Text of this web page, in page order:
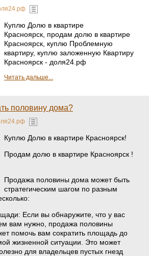
Куплю Долю в квартире
Красноярск, продам долю в квартире
Красноярск, куплю Проблемную
квартиру, куплю заложенную Квартиру
Красноярск - доля24.рф
Читать дальше...
половину дома?
Куплю Долю в квартире Красноярск!
Продам долю в квартире Красноярск !
Продажа половины дома может быть
стратегическим шагом по разным
Если вы обнаружите, что у вас
вам нужно, продажа половины
помочь вам сократить площадь до
жизненной ситуации. Это может
для владельцев пустых гнезд